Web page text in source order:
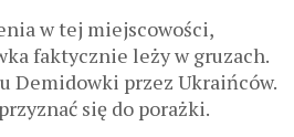
w tej miejscowości,
faktycznie leży w gruzach.
Demidowki przez Ukraińców.
się do porażki.